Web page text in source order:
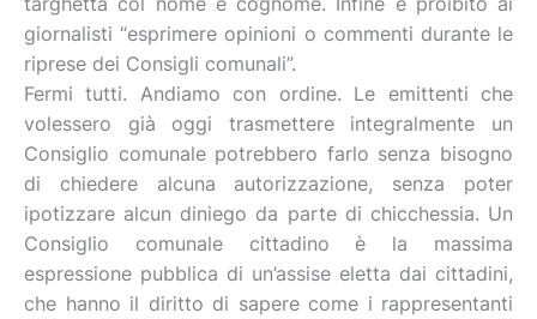
targhetta col nome e cognome. Infine è proibito ai
giornalisti “esprimere opinioni o commenti durante le
riprese dei Consigli comunali”.
Fermi tutti. Andiamo con ordine. Le emittenti che
volessero già oggi trasmettere integralmente un
Consiglio comunale potrebbero farlo senza bisogno
di chiedere alcuna autorizzazione, senza poter
ipotizzare alcun diniego da parte di chicchessia. Un
Consiglio comunale cittadino è la massima
espressione pubblica di un’assise eletta dai cittadini,
che hanno il diritto di sapere come i rappresentanti